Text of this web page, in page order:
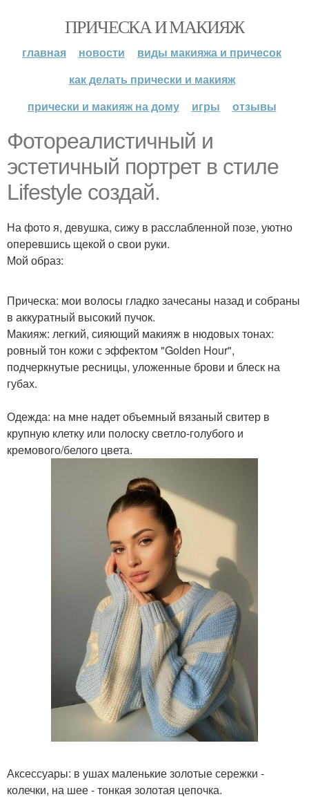
ПРИЧЕСКА И МАКИЯЖ
главная новости
виды макияжа и причесок
как делать прически и макияж
прически и макияж на дому
игры отзывы
Фотореалистичный и
эстетичный портрет в стиле
Lifestyle создай.
На фото я, девушка, сижу в расслабленной позе, уютно
оперевшись щекой о свои руки.
Мой образ:
Прическа: мои волосы гладко зачесаны назад и собраны
в аккуратный высокий пучок.
Макияж: легкий, сияющий макияж в нюдовых тонах:
ровный тон кожи с эффектом "Golden Hour",
подчеркнутые ресницы, уложенные брови и блеск на
губах.
Одежда: на мне надет объемный вязаный свитер в
крупную клетку или полоску светло-голубого и
кремового/белого цвета.
Аксессуары: в ушах маленькие золотые сережки -
колечки, на шее - тонкая золотая цепочка.